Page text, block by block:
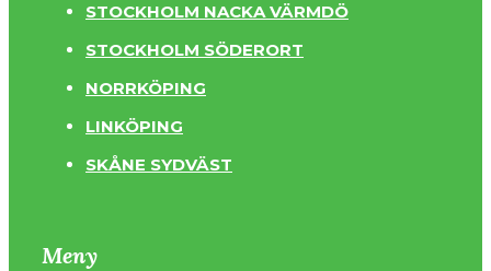
STOCKHOLM NACKA VÄRMDÖ
STOCKHOLM SÖDERORT
NORRKÖPING
LINKÖPING
SKÅNE SYDVÄST
Meny